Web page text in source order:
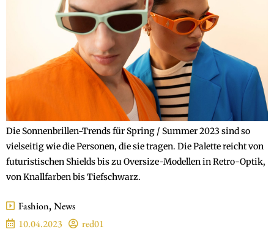
Die Sonnenbrillen-Trends für Spring / Summer 2023 sind so
vielseitig wie die Personen, die sie tragen. Die Palette reicht von
futuristischen Shields bis zu Oversize-Modellen in Retro-Optik,
von Knallfarben bis Tiefschwarz.
Fashion, News
10.04.2023
red01